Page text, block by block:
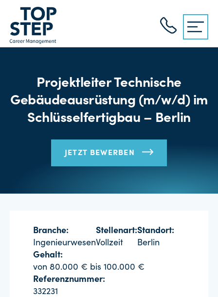
Projektleiter Technische
Gebäudeausrüstung (m/w/d) im
Schlüsselfertigbau – Berlin
JETZT BEWERBEN
Branche:
Ingenieurwesen
Stellenart:
Vollzeit
Standort:
Berlin
Gehalt:
von 80.000 € bis 100.000 €
Referenznummer:
332231